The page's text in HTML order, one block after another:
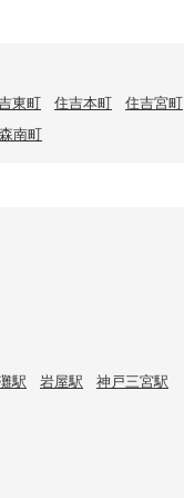
東町 住吉本町 住吉宮町
森南町
駅 岩屋駅 神戸三宮駅